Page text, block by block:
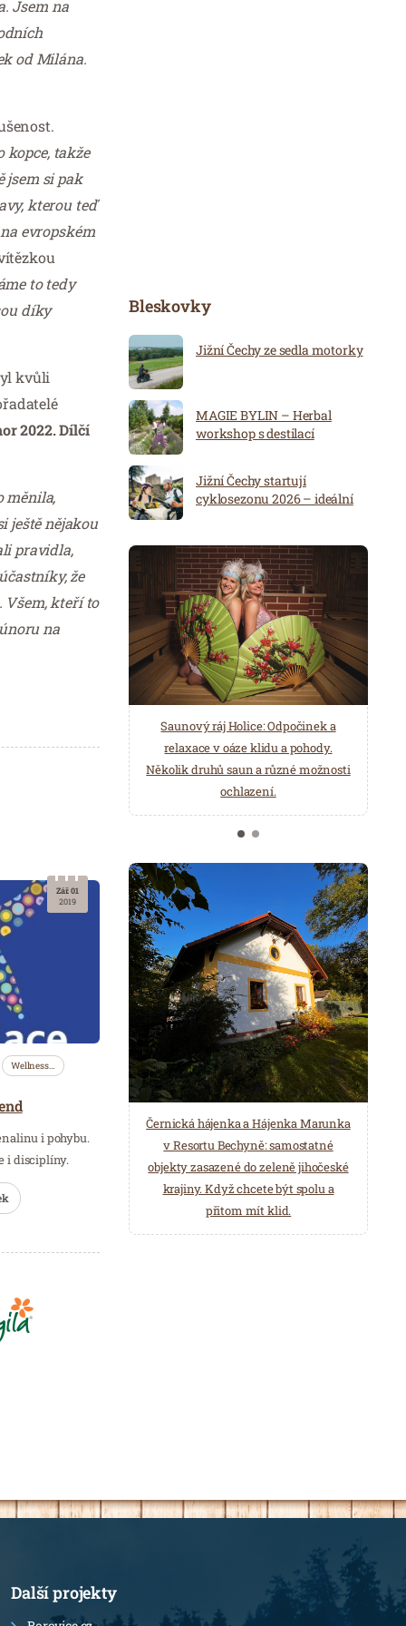
Jsem na
od Milána.
kopce, takže
jsem si pak
kterou teď
evropském
to tedy
díky
kvůli
2022. Dílčí
měnila,
ještě nějakou
pravidla,
že
Všem, kteří to
na
Wellness…
i pohybu.
i disciplíny.
Zář. 01
2019
Bleskovky
Jižní Čechy ze sedla motorky
MAGIE BYLIN – Herbal
workshop s destilací
Jižní Čechy startují
cyklosezonu 2026 – ideální
Saunový ráj Holice: Odpočinek a
relaxace v oáze klidu a pohody.
Několik druhů saun a různé možnosti
ochlazení.
Spa Hotel Děvín: Odpočiňte si od
starostí všedních dnů a přijeďte
načerpat novou energii do
Mariánských Lázní.
Černická hájenka a Hájenka Marunka
v Resortu Bechyně: samostatné
objekty zasazené do zeleně jihočeské
krajiny. Když chcete být spolu a
přitom mít klid.
Další projekty